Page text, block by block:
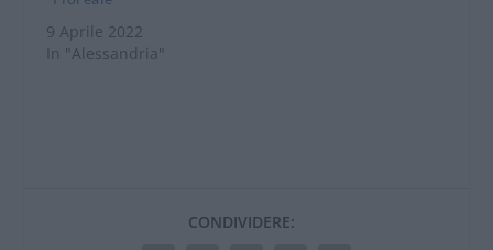
Arcipelago considera
centrali per la crescita
e lo sviluppo della
9 Aprile 2022
In "Alessandria"
CONDIVIDERE: